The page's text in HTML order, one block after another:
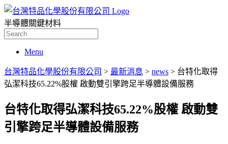
半導體關鍵材料
Search
for:
Menu
台灣特品化學股份有限公司 > 最新消息 > news > 台特化取得
弘潔科技65.22%股權 啟動雙引擎跨足半導體設備服務
台特化取得弘潔科技65.22%股權 啟動雙
引擎跨足半導體設備服務